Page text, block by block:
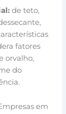
de teto,
fatores
orvalho,
do
em